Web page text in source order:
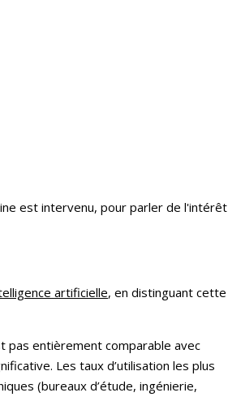
est intervenu, pour parler de l'intérêt
artificielle, en distinguant cette
pas entièrement comparable avec
Les taux d’utilisation les plus
(bureaux d’étude, ingénierie,